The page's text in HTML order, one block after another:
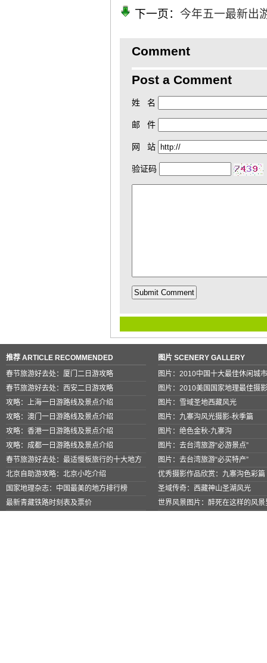
下一页： 今年五一最新出
Comment
Post a Comment
姓 名
邮 件
网 站
验证码
推荐 ARTICLE RECOMMENDED
春节旅游好去处：厦门二日游攻略
春节旅游好去处：西安二日游攻略
攻略：上海一日游路线及景点介绍
攻略：澳门一日游路线及景点介绍
攻略：香港一日游路线及景点介绍
攻略：成都一日游路线及景点介绍
春节旅游好去处：最适慢板旅行的十大地方
北京自助游攻略：北京小吃介绍
国家地理杂志：中国最美的地方排行榜
最新青藏铁路时刻表及票价
图片 SCENERY GALLERY
图片：2010中国十大最佳休闲城市
图片：2010美国国家地理最佳摄
图片：雪域圣地西藏风光
图片：九寨沟风光摄影-秋季篇
图片：绝色金秋-九寨沟
图片：去台湾旅游“必游景点”
图片：去台湾旅游“必买特产”
优秀摄影作品欣赏：九寨沟色彩篇
圣域传奇：西藏神山圣湖风光
世界风景图片：醉死在这样的风景